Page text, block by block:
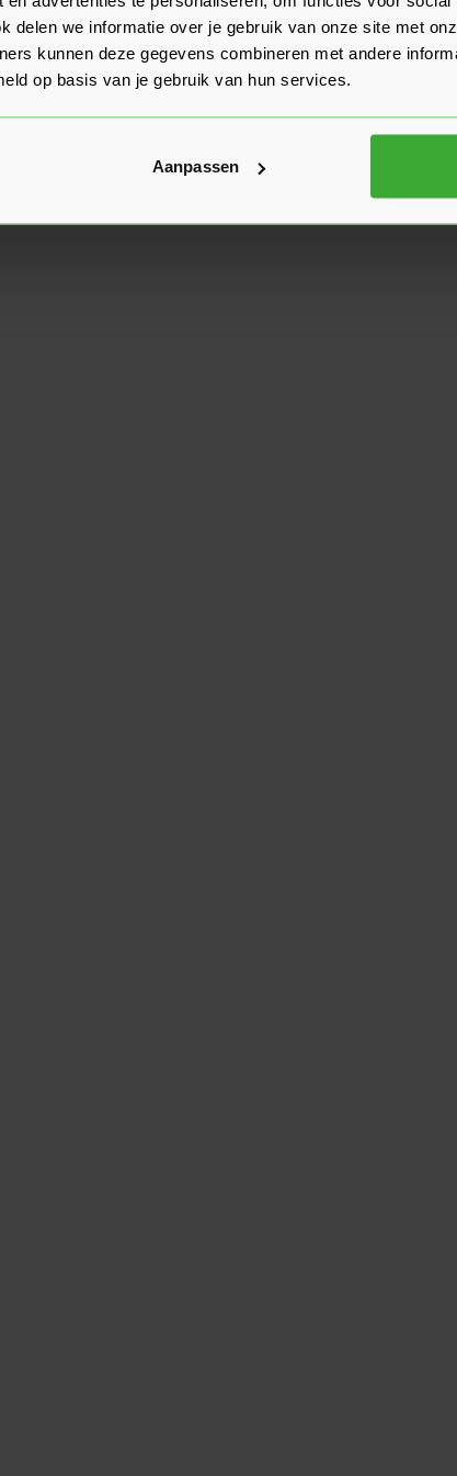
delen we informatie over je gebruik van onze site met
kunnen deze gegevens combineren met andere
op basis van je gebruik van hun services.
Aanpassen